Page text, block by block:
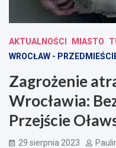
AKTUALNOŚCI MIASTO
WROCŁAW -
Zagrożenie
Wrocławia:
Przejście
29 sierpnia 2023